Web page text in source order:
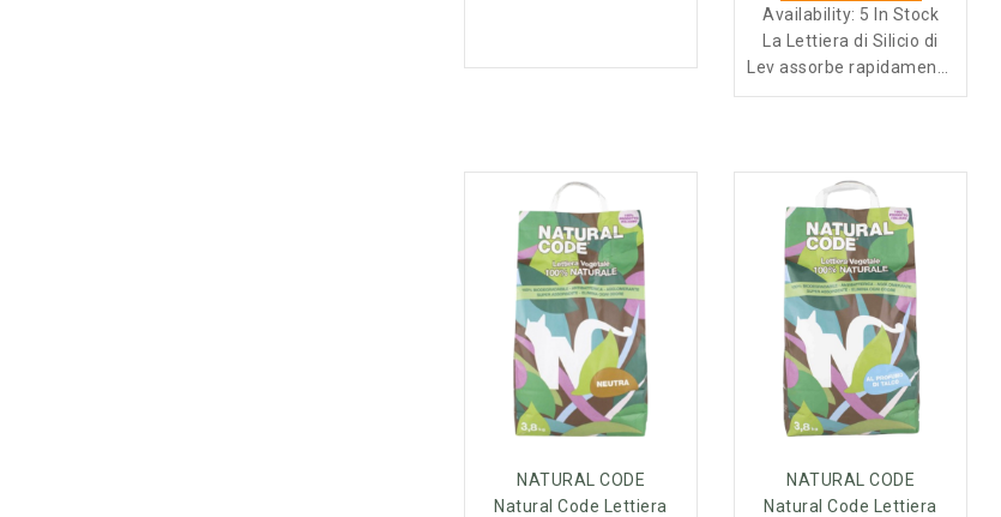
Availability: 5 In Stock
La Lettiera di Silicio di
Lev assorbe rapidamente
i liquidi e neutralizza i
talco. Facile da usare, è
confezionata in un
sacchetto con maniglia
rinforzata. Perfetta per
garantire pulizia e
comfort al tuo gatto.
NATURAL CODE
Natural Code Lettiera
NATURAL CODE
Natural Code Lettiera